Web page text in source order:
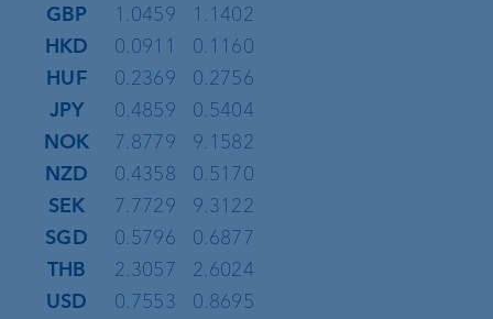
GBP
1.0459
1.1402
HKD
0.0911
0.1160
HUF
0.2369
0.2756
JPY
0.4859
0.5404
NOK
7.8779
9.1582
NZD
0.4358
0.5170
SEK
7.7729
9.3122
SGD
0.5796
0.6877
THB
2.3057
2.6024
USD
0.7553
0.8695